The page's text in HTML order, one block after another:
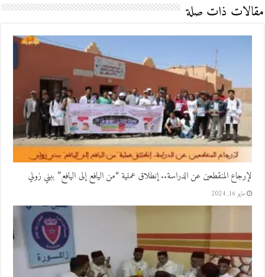
مقالات ذات صلة
لإرجاع المنقطعين عن الدراسة.. إنطلاق عملية “من اليافع إلى اليافع” ببني زولي
مايو 16, 2024